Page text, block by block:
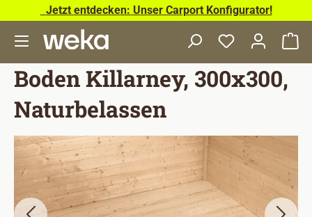
Zum Hauptinhalt springen
Jetzt entdecken: Unser Carport Konfigurator!
Boden Killarney, 300x300,
Naturbelassen
Bildergalerie überspringen